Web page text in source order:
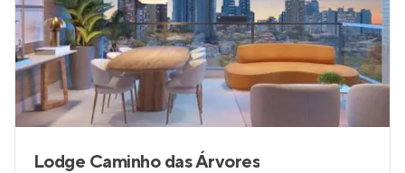
Lodge Caminho das Árvores